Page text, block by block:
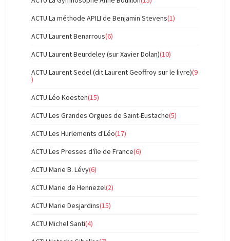
ACTU La méthode APILI de Benjamin Stevens(1)
ACTU Laurent Benarrous(6)
ACTU Laurent Beurdeley (sur Xavier Dolan)(10)
ACTU Laurent Sedel (dit Laurent Geoffroy sur le livre)(9
)
ACTU Léo Koesten(15)
ACTU Les Grandes Orgues de Saint-Eustache(5)
ACTU Les Hurlements d'Léo(17)
ACTU Les Presses d'île de France(6)
ACTU Marie B. Lévy(6)
ACTU Marie de Hennezel(2)
ACTU Marie Desjardins(15)
ACTU Michel Santi(4)